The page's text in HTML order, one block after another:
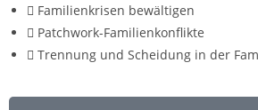
Familienkrisen bewältigen
Patchwork-Familienkonflikte
Trennung und Scheidung in der